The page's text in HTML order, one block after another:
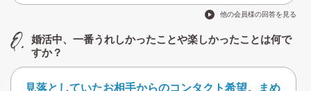
他の会員様の回答を見る
婚活中、一番うれしかったことや楽しかったことは何で
すか？
見落としていたお相手からのコンタクト希望。まめ